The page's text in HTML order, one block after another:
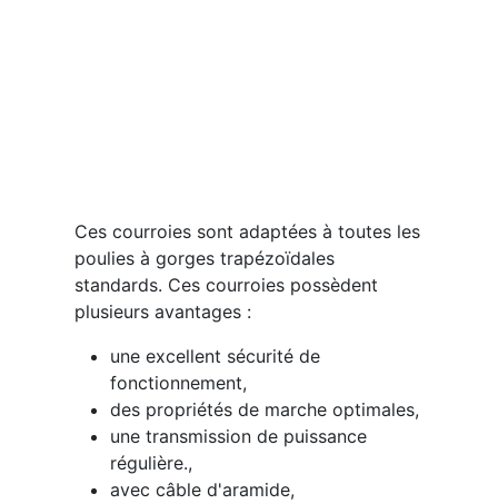
Ces courroies sont adaptées à toutes les
poulies à gorges trapézoïdales
standards. Ces courroies possèdent
plusieurs avantages :
une excellent sécurité de
fonctionnement,
des propriétés de marche optimales,
une transmission de puissance
régulière.,
avec câble d'aramide,